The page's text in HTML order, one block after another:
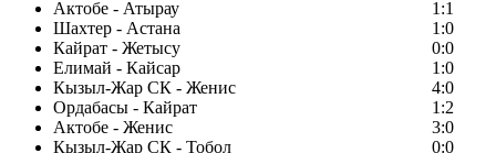
Актобе - Атырау
1:1
Шахтер - Астана
1:0
Кайрат - Жетысу
0:0
Елимай - Кайсар
1:0
Кызыл-Жар СК - Женис
4:0
Ордабасы - Кайрат
1:2
Актобе - Женис
3:0
Кызыл-Жар СК - Тобол
0:0